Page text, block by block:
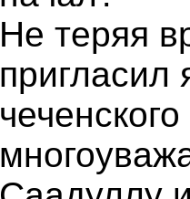
Не теряя
пригласил
чеченского